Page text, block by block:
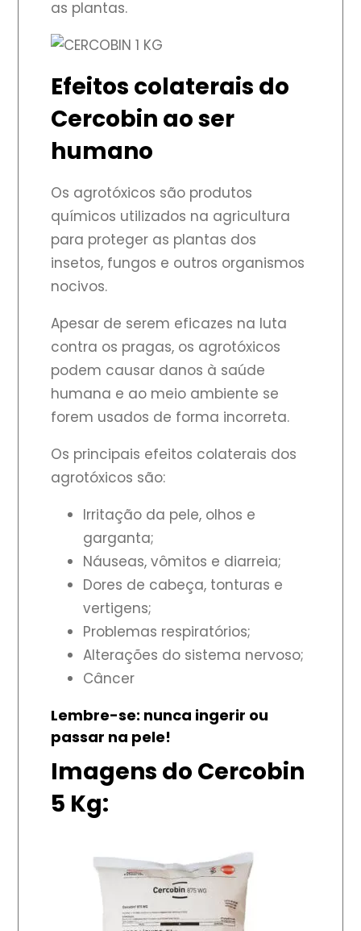
as plantas.
Efeitos colaterais do
Cercobin ao ser
humano
Os agrotóxicos são produtos
químicos utilizados na agricultura
para proteger as plantas dos
insetos, fungos e outros organismos
nocivos.
Apesar de serem eficazes na luta
contra os pragas, os agrotóxicos
podem causar danos à saúde
humana e ao meio ambiente se
forem usados de forma incorreta.
Os principais efeitos colaterais dos
agrotóxicos são:
Irritação da pele, olhos e
garganta;
Náuseas, vômitos e diarreia;
Dores de cabeça, tonturas e
vertigens;
Problemas respiratórios;
Alterações do sistema nervoso;
Câncer
Lembre-se: nunca ingerir ou
passar na pele!
Imagens do Cercobin
5 Kg: